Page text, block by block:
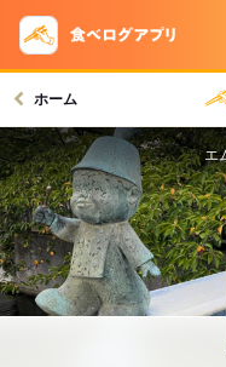
ホーム
エ